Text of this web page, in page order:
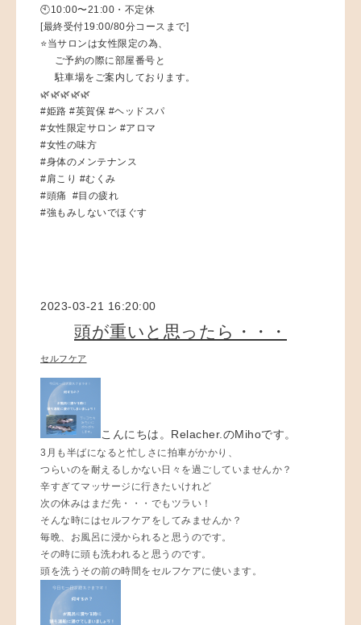
🕙10:00〜21:00・不定休
[最終受付19:00/80分コースまで]
⭐️当サロンは女性限定の為、
ご予約の際に部屋番号と
駐車場をご案内しております。
🌿🌿🌿🌿🌿
#姫路 #英賀保 #ヘッドスパ
#女性限定サロン #アロマ
#女性の味方
#身体のメンテナンス
#肩こり #むくみ
#頭痛 #目の疲れ
#強もみしないでほぐす
2023-03-21 16:20:00
頭が重いと思ったら・・・
セルフケア
こんにちは。Relacher.のMihoです。
3月も半ばになると忙しさに拍車がかかり、
つらいのを耐えるしかない日々を過ごしていませんか？
辛すぎてマッサージに行きたいけれど
次の休みはまだ先・・・でもツラい！
そんな時にはセルフケアをしてみませんか？
毎晩、お風呂に浸かられると思うのです。
その時に頭も洗われると思うのです。
頭を洗うその前の時間をセルフケアに使います。